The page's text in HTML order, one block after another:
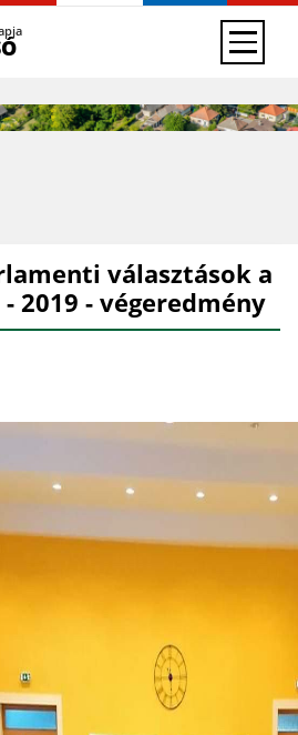
választások a
2019 - végeredmény